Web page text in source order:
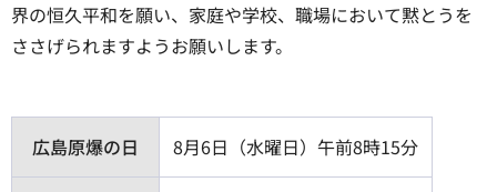
界の恒久平和を願い、家庭や学校、職場において黙とうを
ささげられますようお願いします。
広島原爆の日 8月6日（水曜日）午前8時15分